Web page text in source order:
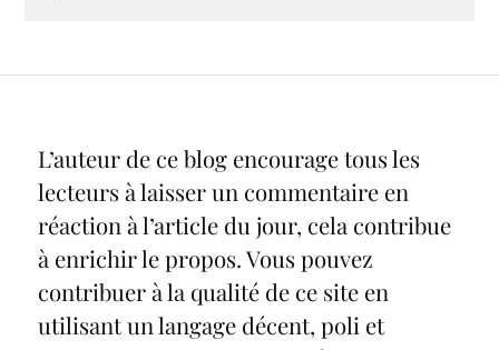
L’auteur de ce blog encourage tous les
lecteurs à laisser un commentaire en
réaction à l’article du jour, cela contribue
à enrichir le propos. Vous pouvez
contribuer à la qualité de ce site en
utilisant un langage décent, poli et